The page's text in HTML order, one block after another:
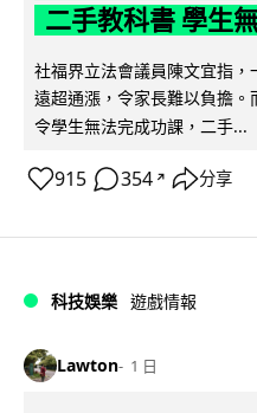
二手教科書 學生
社福界立法會議員陳文宜指
遠超通漲，令家長難以負擔。
令學生無法完成功課，二手...
915 354 ↗ 分享
科技娛樂 遊戲情報
Lawton 1 日